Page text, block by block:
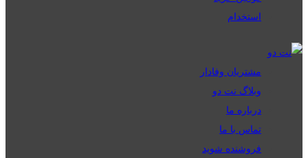
استخدام
مشتریان وفادار
وبلاگ نت دو
درباره ما
تماس با ما
فروشنده شوید